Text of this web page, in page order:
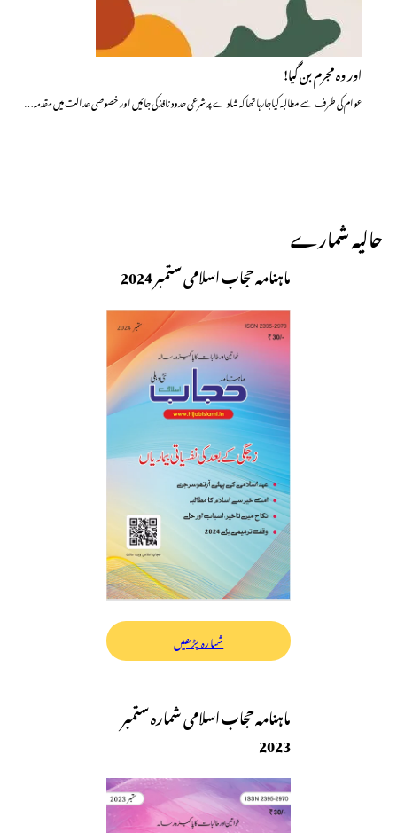
اور وہ مجرم بن گیا!
عوام کی طرف سے مطالبہ کیاجارہا تھا کہ شادے پر شرعی حدود نافذ کی جائیں اور خصوصی عدالت میں مقدمہ…
حالیہ شمارے
ماہنامہ حجاب اسلامی ستمبر 2024
شمارہ پڑھیں
ماہنامہ حجاب اسلامی شمارہ ستمبر
2023